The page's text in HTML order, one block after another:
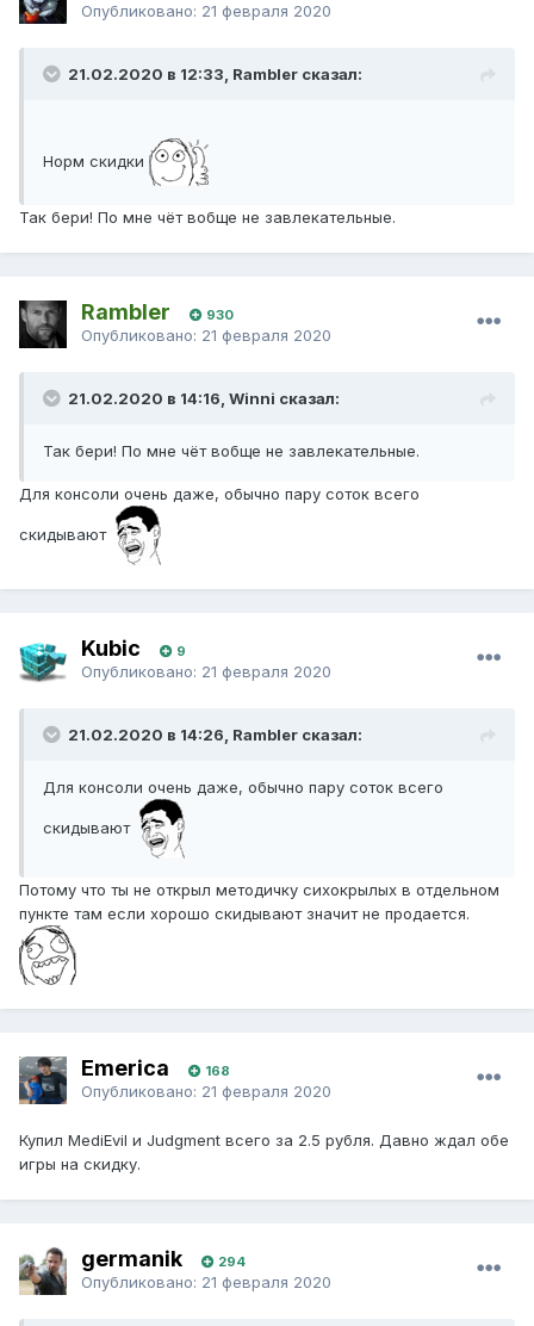
Опубликовано: 21 февраля 2020
21.02.2020 в 12:33, Rambler сказал:
Норм скидки
Так бери! По мне чёт вобще не завлекательные.
Rambler 930
Опубликовано: 21 февраля 2020
21.02.2020 в 14:16, Winni сказал:
Так бери! По мне чёт вобще не завлекательные.
Для консоли очень даже, обычно пару соток всего
скидывают
Kubic 9
Опубликовано: 21 февраля 2020
21.02.2020 в 14:26, Rambler сказал:
Для консоли очень даже, обычно пару соток всего
скидывают
Потому что ты не открыл методичку сихокрылых в отдельном
пункте там если хорошо скидывают значит не продается.
Emerica 168
Опубликовано: 21 февраля 2020
Купил MediEvil и Judgment всего за 2.5 рубля. Давно ждал обе
игры на скидку.
germanik 294
Опубликовано: 21 февраля 2020